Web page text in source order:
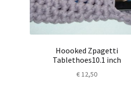
Hoooked Zpagetti
Tablethoes10.1 inch
€12,50